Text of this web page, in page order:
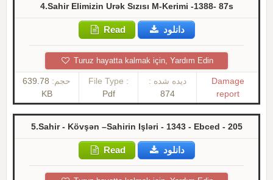
4.Sahir Elimizin Urək Sızısı M-Kerimi -1388- 87s
Read دانلود
Turuz hayatta kalmak için, Yardım Edin
حجم: 639.78
KB
File Type :
Pdf
دیده شده :
874
Damage
report
5.Sahir - Kövşən –Sahirin Işləri - 1343 - Ebced - 205
Read دانلود